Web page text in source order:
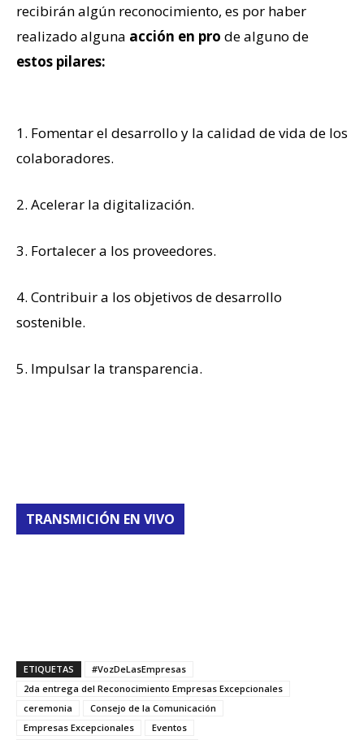
recibirán algún reconocimiento, es por haber
realizado alguna acción en pro de alguno de
estos pilares:
1. Fomentar el desarrollo y la calidad de vida de los
colaboradores.
2. Acelerar la digitalización.
3. Fortalecer a los proveedores.
4. Contribuir a los objetivos de desarrollo
sostenible.
5. Impulsar la transparencia.
TRANSMICIÓN EN VIVO
ETIQUETAS
#VozDeLasEmpresas
2da entrega del Reconocimiento Empresas Excepcionales
ceremonia
Consejo de la Comunicación
Empresas Excepcionales
Eventos